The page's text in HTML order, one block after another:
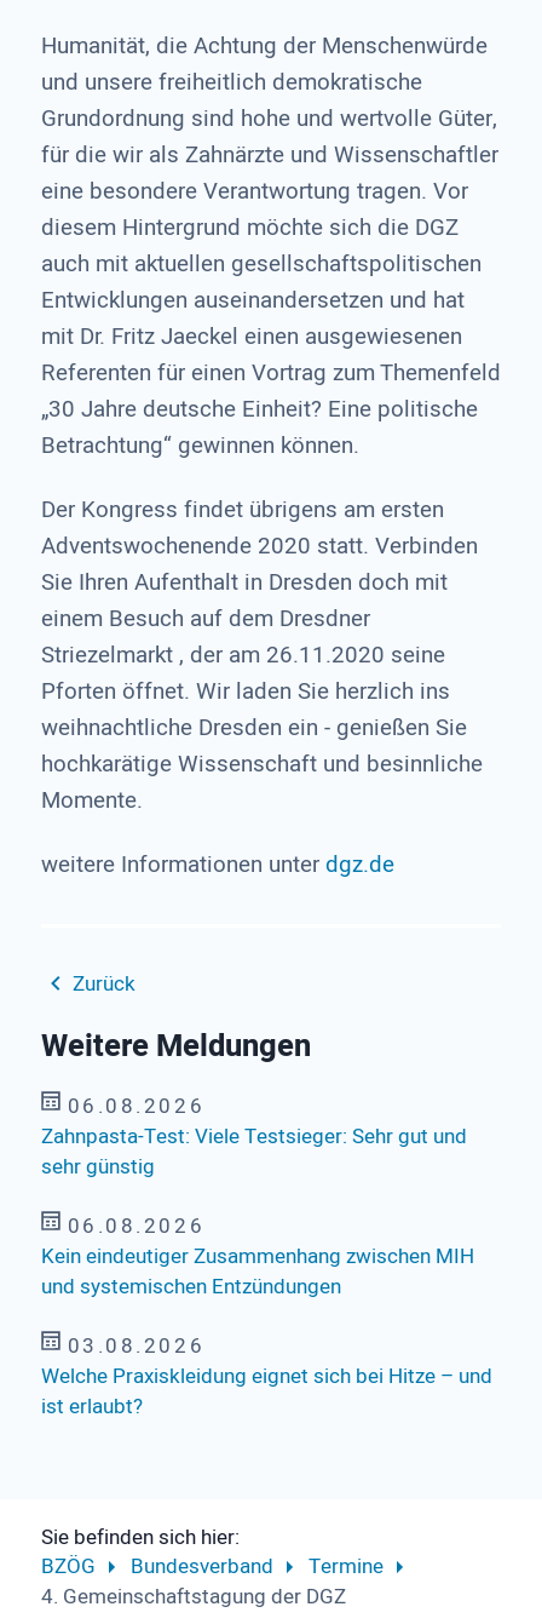
Humanität, die Achtung der Menschenwürde
und unsere freiheitlich demokratische
Grundordnung sind hohe und wertvolle Güter,
für die wir als Zahnärzte und Wissenschaftler
eine besondere Verantwortung tragen. Vor
diesem Hintergrund möchte sich die DGZ
auch mit aktuellen gesellschaftspolitischen
Entwicklungen auseinandersetzen und hat
mit Dr. Fritz Jaeckel einen ausgewiesenen
Referenten für einen Vortrag zum Themenfeld
„30 Jahre deutsche Einheit? Eine politische
Betrachtung“ gewinnen können.
Der Kongress findet übrigens am ersten
Adventswochenende 2020 statt. Verbinden
Sie Ihren Aufenthalt in Dresden doch mit
einem Besuch auf dem Dresdner
Striezelmarkt , der am 26.11.2020 seine
Pforten öffnet. Wir laden Sie herzlich ins
weihnachtliche Dresden ein - genießen Sie
hochkarätige Wissenschaft und besinnliche
Momente.
weitere Informationen unterdgz.de
Zurück
Weitere Meldungen
06.08.2026
Zahnpasta-Test: Viele Testsieger: Sehr gut und
sehr günstig
06.08.2026
Kein eindeutiger Zusammenhang zwischen MIH
und systemischen Entzündungen
03.08.2026
Welche Praxiskleidung eignet sich bei Hitze – und
ist erlaubt?
Sie befinden sich hier:
BZÖG
Bundesverband
Termine
4. Gemeinschaftstagung der DGZ